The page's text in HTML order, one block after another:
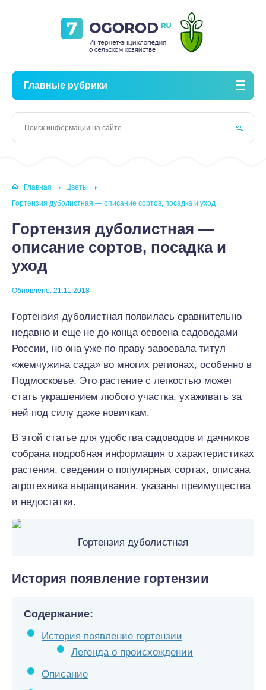
Главные рубрики
Главная
Цветы
Гортензия дуболистная — описание сортов, посадка и уход
Гортензия дуболистная —
описание сортов, посадка и
уход
Обновлено: 21.11.2018
Гортензия дуболистная появилась сравнительно
недавно и еще не до конца освоена садоводами
России, но она уже по праву завоевала титул
«жемчужина сада» во многих регионах, особенно в
Подмосковье. Это растение с легкостью может
стать украшением любого участка, ухаживать за
ней под силу даже новичкам.
В этой статье для удобства садоводов и дачников
собрана подробная информация о характеристиках
растения, сведения о популярных сортах, описана
агротехника выращивания, указаны преимущества
и недостатки.
Гортензия дуболистная
История появление гортензии
Содержание:
История появление гортензии
Легенда о происхождении
Описание